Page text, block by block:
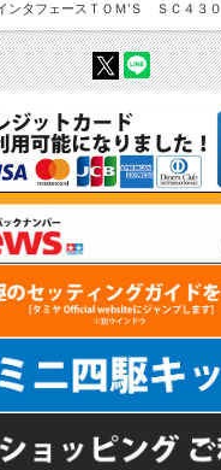
タフェースＴＯＭ’Ｓ ＳＣ４３０